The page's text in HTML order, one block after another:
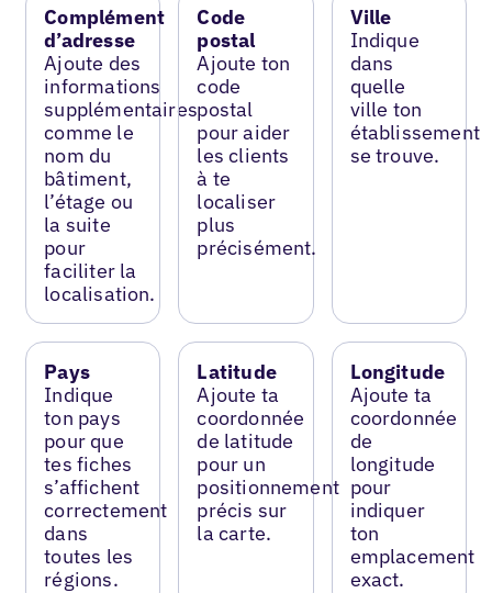
Complément
d’adresse
Ajoute des
informations
supplémentaires
comme le
nom du
bâtiment,
l’étage ou
la suite
pour
faciliter la
localisation.
Code
postal
Ajoute ton
code
postal
pour aider
les clients
à te
localiser
plus
précisément.
Ville
Indique
dans
quelle
ville ton
établissement
se trouve.
Pays
Indique
ton pays
pour que
tes fiches
s’affichent
correctement
dans
toutes les
régions.
Latitude
Ajoute ta
coordonnée
de latitude
pour un
positionnement
précis sur
la carte.
Longitude
Ajoute ta
coordonnée
de
longitude
pour
indiquer
ton
emplacement
exact.